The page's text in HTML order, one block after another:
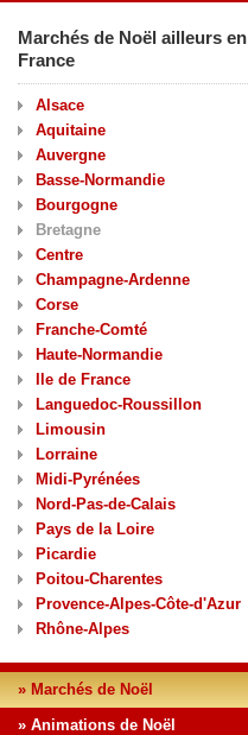
Marchés de Noël ailleurs en
France
Alsace
Aquitaine
Auvergne
Basse-Normandie
Bourgogne
Bretagne
Centre
Champagne-Ardenne
Corse
Franche-Comté
Haute-Normandie
Ile de France
Languedoc-Roussillon
Limousin
Lorraine
Midi-Pyrénées
Nord-Pas-de-Calais
Pays de la Loire
Picardie
Poitou-Charentes
Provence-Alpes-Côte-d'Azur
Rhône-Alpes
» Marchés de Noël
» Animations de Noël